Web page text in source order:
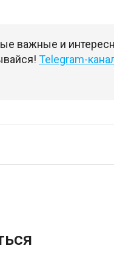
важные и
Telegram-